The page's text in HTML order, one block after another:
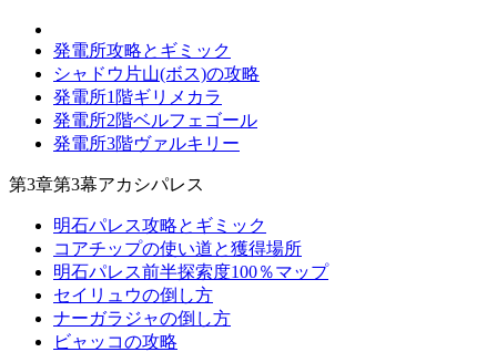
発電所攻略とギミック
シャドウ片山(ボス)の攻略
発電所1階ギリメカラ
発電所2階ベルフェゴール
発電所3階ヴァルキリー
第3章第3幕アカシパレス
明石パレス攻略とギミック
コアチップの使い道と獲得場所
明石パレス前半探索度100％マップ
セイリュウの倒し方
ナーガラジャの倒し方
ビャッコの攻略